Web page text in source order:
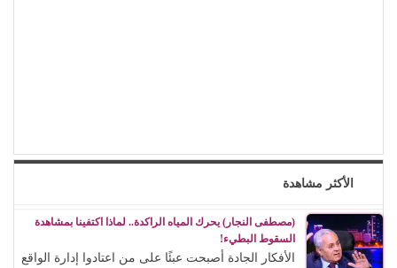
الأكثر مشاهدة
(مصطفى النجار) يحرك المياه الراكدة.. لماذا اكتفينا بمشاهدة
السقوط البطيء!
الأفكار الجادة أصبحت عبئًا على من اعتادوا إدارة الواقع